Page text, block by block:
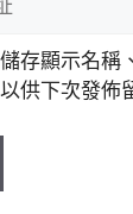
存顯示名稱
供下次發佈